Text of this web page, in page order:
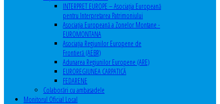
INTERPRET EUROPE – Asociația Europeană
pentru Interpretarea Patrimoniului
Asociația Europeană a Zonelor Montane -
EUROMONTANA
Asociația Regiunilor Europene de
Frontieră (AEBR)
Adunarea Regiunilor Europene (ARE)
EUROREGIUNEA CARPATICĂ
FEDARENE
Colaborări cu ambasadele
Monitorul Oficial Local